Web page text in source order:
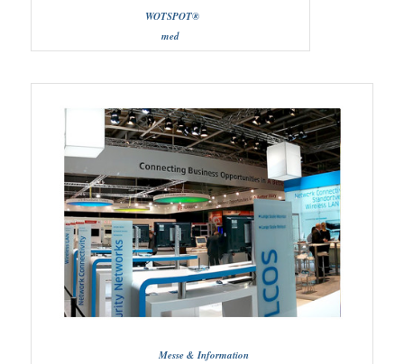
WOTSPOT®
med
Messe &Information